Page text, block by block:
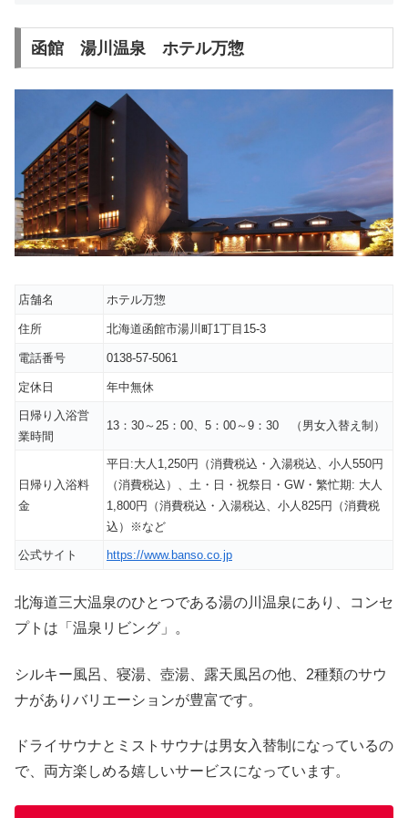
函館 湯川温泉 ホテル万惣
店舗名 ホテル万惣
住所 北海道函館市湯川町1丁目15-3
電話番号 0138-57-5061
定休日 年中無休
日帰り入浴営
業時間
13：30～25：00、5：00～9：30 （男女入替え制）
日帰り入浴料
金
平日:大人1,250円（消費税込・入湯税込、小人550円
（消費税込）、土・日・祝祭日・GW・繁忙期: 大人
1,800円（消費税込・入湯税込、小人825円（消費税
込）※など
公式サイト https://www.banso.co.jp
北海道三大温泉のひとつである湯の川温泉にあり、コンセ
プトは「温泉リビング」。
シルキー風呂、寝湯、壺湯、露天風呂の他、2種類のサウ
ナがありバリエーションが豊富です。
ドライサウナとミストサウナは男女入替制になっているの
で、両方楽しめる嬉しいサービスになっています。